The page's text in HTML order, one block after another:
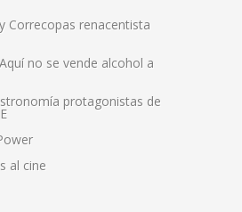
Correcopas renacentista
no se vende alcohol a
protagonistas de
al cine